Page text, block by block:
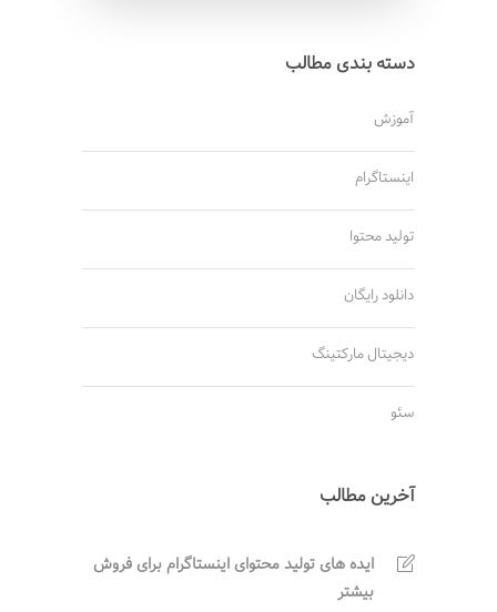
دسته بندی مطالب
آموزش
اینستاگرام
تولید محتوا
دانلود رایگان
دیجیتال مارکتینگ
سئو
آخرین مطالب
ایده های تولید محتوای اینستاگرام برای فروش
بیشتر